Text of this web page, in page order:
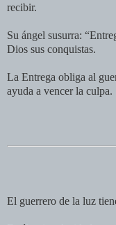
recibir.
Su ángel susurra:
Dios sus conquistas.
La Entrega obliga al
ayuda a vencer la culpa.
El guerrero de la luz